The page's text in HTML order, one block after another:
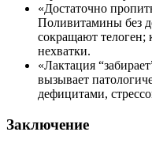
«Достаточно
Поливитамины без
сокращают телоген;
нехватки.
«Лактация
вызывает
дефицитами,
Заключение